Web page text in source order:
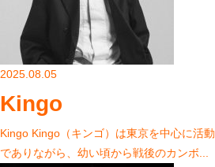
2025.08.05
Kingo
Kingo Kingo（キンゴ）は東京を中心に活
でありながら、幼い頃から戦後のカンボ...